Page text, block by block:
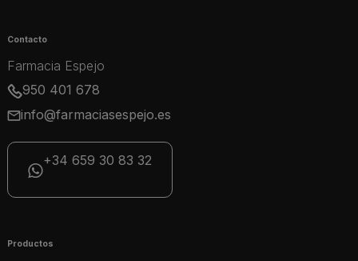
Contacto
Farmacia Espejo
950 401 678
info@farmaciasespejo.es
+34 659 30 83 32
Productos